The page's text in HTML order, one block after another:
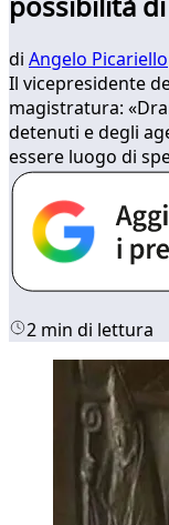
di Angelo Picariello
Il vicepresidente
magistratura:
detenuti e degli
essere luogo di
2 min di lettura